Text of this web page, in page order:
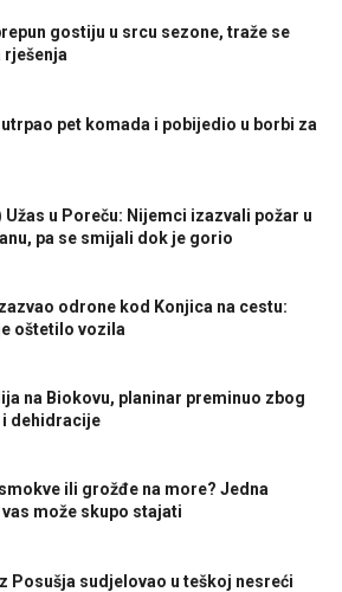
gostiju u srcu sezone, traže se
rješenja
utrpao pet komada i pobijedio u borbi za
Užas u Poreču: Nijemci izazvali požar u
pa se smijali dok je gorio
odrone kod Konjica na cestu:
oštetilo vozila
na Biokovu, planinar preminuo zbog
i dehidracije
ili grožđe na more? Jedna
može skupo stajati
Posušja sudjelovao u teškoj nesreći